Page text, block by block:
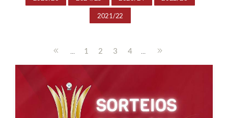
2021/22
... 1 2 3 4 ...